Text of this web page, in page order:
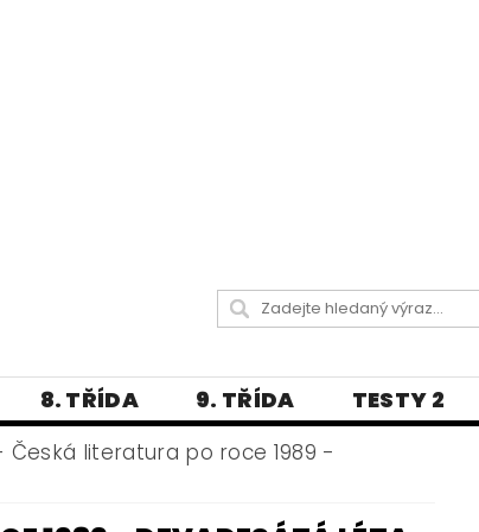
8. TŘÍDA 9. TŘÍDA TESTY 2
JAZYKOVĚDNÝ SLOVNÍČEK
Česká literatura po roce 1989 -